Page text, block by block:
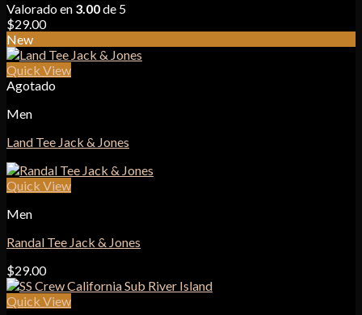
Valorado en 3.00de 5
$29.00
New
Quick View
Agotado
Men
Land Tee Jack & Jones
Quick View
Men
Randal Tee Jack & Jones
$29.00
Quick View